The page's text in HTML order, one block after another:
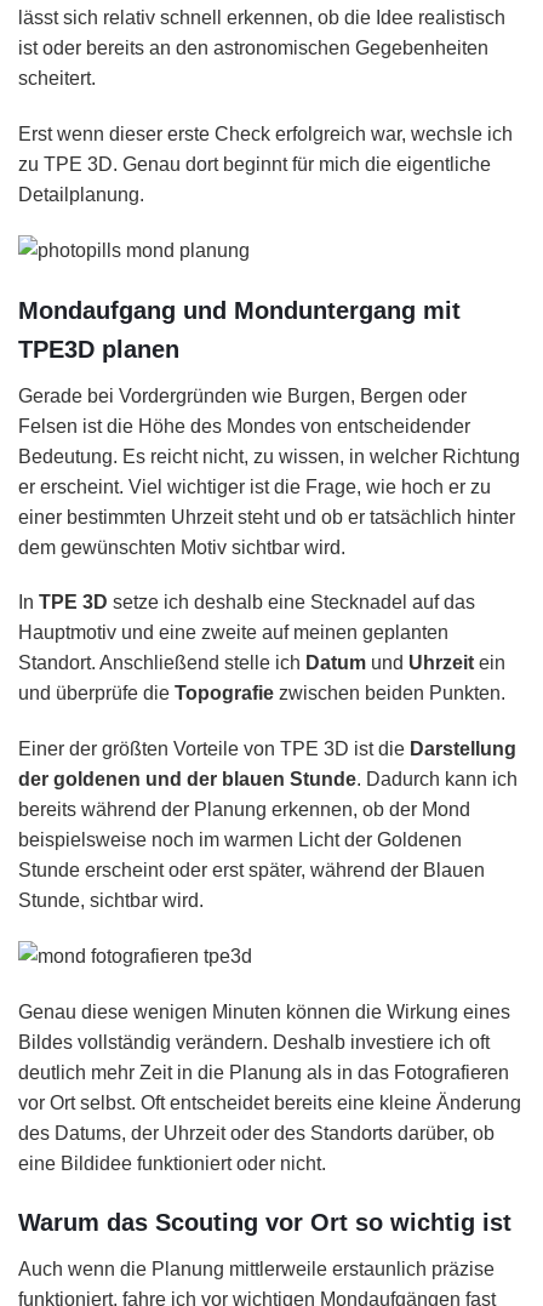
lässt sich relativ schnell erkennen, ob die Idee realistisch
ist oder bereits an den astronomischen Gegebenheiten
scheitert.
Erst wenn dieser erste Check erfolgreich war, wechsle ich
zu TPE 3D. Genau dort beginnt für mich die eigentliche
Detailplanung.
Mondaufgang und Monduntergang mit
TPE3D planen
Gerade bei Vordergründen wie Burgen, Bergen oder
Felsen ist die Höhe des Mondes von entscheidender
Bedeutung. Es reicht nicht, zu wissen, in welcher Richtung
er erscheint. Viel wichtiger ist die Frage, wie hoch er zu
einer bestimmten Uhrzeit steht und ob er tatsächlich hinter
dem gewünschten Motiv sichtbar wird.
In TPE 3D setze ich deshalb eine Stecknadel auf das
Hauptmotiv und eine zweite auf meinen geplanten
Standort. Anschließend stelle ich Datum und Uhrzeit ein
und überprüfe die Topografie zwischen beiden Punkten.
Einer der größten Vorteile von TPE 3D ist die Darstellung
der goldenen und der blauen Stunde. Dadurch kann ich
bereits während der Planung erkennen, ob der Mond
beispielsweise noch im warmen Licht der Goldenen
Stunde erscheint oder erst später, während der Blauen
Stunde, sichtbar wird.
Genau diese wenigen Minuten können die Wirkung eines
Bildes vollständig verändern. Deshalb investiere ich oft
deutlich mehr Zeit in die Planung als in das Fotografieren
vor Ort selbst. Oft entscheidet bereits eine kleine Änderung
des Datums, der Uhrzeit oder des Standorts darüber, ob
eine Bildidee funktioniert oder nicht.
Warum das Scouting vor Ort so wichtig ist
Auch wenn die Planung mittlerweile erstaunlich präzise
funktioniert, fahre ich vor wichtigen Mondaufgängen fast